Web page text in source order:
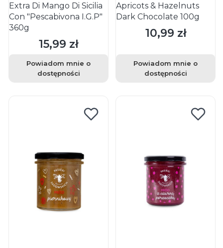
Extra Di Mango Di Sicilia
Con "Pescabivona I.G.P"
360g
Cena
15,99 zł
Powiadom mnie o
dostępności
Apricots & Hazelnuts
Dark Chocolate 100g
Cena
10,99 zł
Powiadom mnie o
dostępności